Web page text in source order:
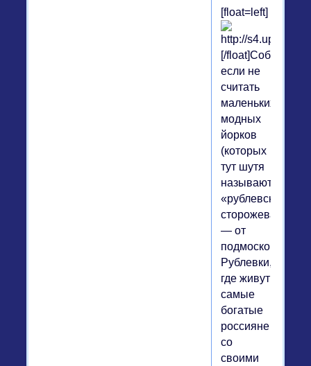
[float=left]
[/float]Собаки,
если не
считать
маленьких
модных
йорков
(которых
тут шутя
называют
«рублевская
сторожевая»
— от
подмосковной
Рублевки,
где живут
самые
богатые
россияне
со
своими